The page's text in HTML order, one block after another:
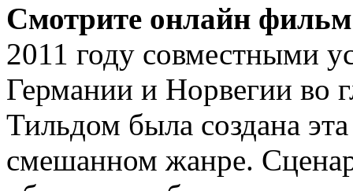
Смотрите онлайн
2011 году совместными
Германии и Норвегии во
Тильдом была создана
смешанном жанре.